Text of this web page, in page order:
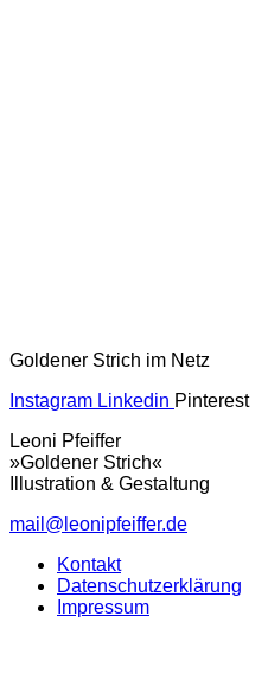
Goldener Strich im Netz
Instagram Linkedin Pinterest
Leoni Pfeiffer
»Goldener Strich«
Illustration & Gestaltung
mail@leonipfeiffer.de
Kontakt
Datenschutzerklärung
Impressum